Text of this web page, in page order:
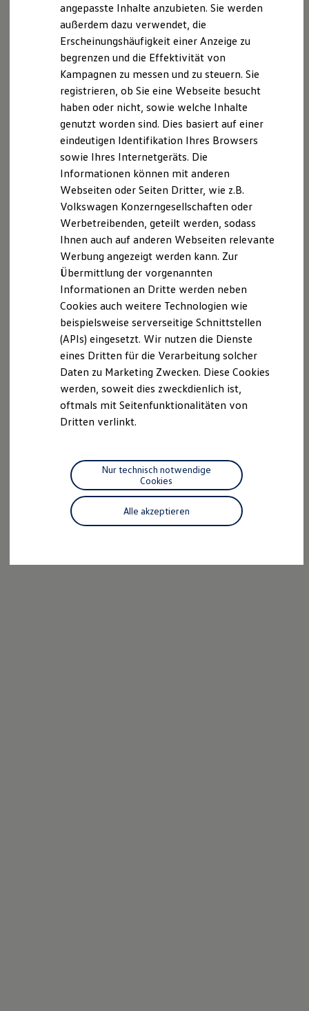
Kosten und Kauf
Verbrauchskosten
Kaufoptionen
E-Auto-Förderung
Software und Konnektivität
Die ID. Software 6
ID. Software Versionen und Updates
Digitale Extras
Schnittstellen zu Ihrem ID.
Hybridautos
Marke und Erlebnis
Volkswagen R und R Experience
R-Modelle
R Experience
Driving Experience
Werkbesichtigung
Factory visit
Lifestyle Shop
Golf Kollektion
ID. Kollektion
Volkswagen Kollektion
GTI Kollektion
Fußball Drop
we drive football
#wedriveproud
Besitzer und Service
myVolkswagen
Software Updates
Service und Ersatzteile
Inspektion und HU/AU
Reparaturen und Checks
Pannen- und Unfallhilfe
Economy Service
Volkswagen Teile
Zubehör
Modellspezifisches Zubehör
Schutz und Pflege
angepasste Inhalte anzubieten. Sie werden
außerdem dazu verwendet, die
Erscheinungshäufigkeit einer Anzeige zu
begrenzen und die Effektivität von
Kampagnen zu messen und zu steuern. Sie
registrieren, ob Sie eine Webseite besucht
haben oder nicht, sowie welche Inhalte
genutzt worden sind. Dies basiert auf einer
eindeutigen Identifikation Ihres Browsers
sowie Ihres Internetgeräts. Die
Informationen können mit anderen
Webseiten oder Seiten Dritter, wie z.B.
Volkswagen Konzerngesellschaften oder
Werbetreibenden, geteilt werden, sodass
Ihnen auch auf anderen Webseiten relevante
Werbung angezeigt werden kann. Zur
Übermittlung der vorgenannten
Informationen an Dritte werden neben
Cookies auch weitere Technologien wie
beispielsweise serverseitige Schnittstellen
(APIs) eingesetzt. Wir nutzen die Dienste
eines Dritten für die Verarbeitung solcher
Daten zu Marketing Zwecken. Diese Cookies
werden, soweit dies zweckdienlich ist,
oftmals mit Seitenfunktionalitäten von
Dritten verlinkt.
Alle akzeptieren
Nur technisch notwendige
Cookies